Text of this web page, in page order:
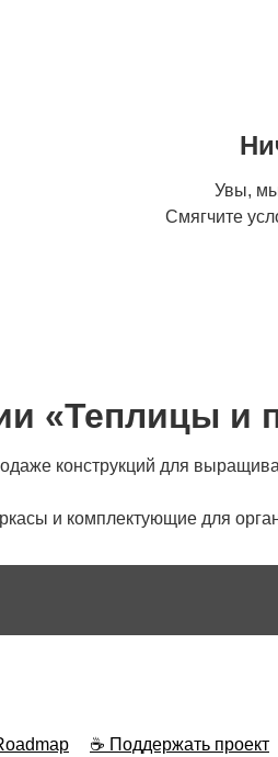
Увы, мы
Смягчите
«Теплицы и
конструкций для
и комплектующие для
☕ Поддержать проект